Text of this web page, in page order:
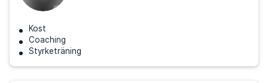
Kost
Coaching
Styrketräning